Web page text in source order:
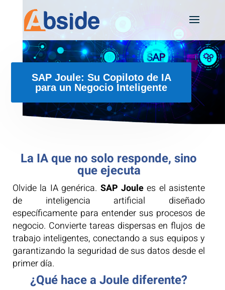
SAP Joule: Su Copiloto de IA
para un Negocio Inteligente
La IA que no solo responde, sino
que ejecuta
Olvide la IA genérica. SAP Joulees el asistente
de inteligencia artificial diseñado
específicamente para entender sus procesos de
negocio. Convierte tareas dispersas en flujos de
trabajo inteligentes, conectando a sus equipos y
garantizando la seguridad de sus datos desde el
primer día.
¿Qué hace a Joule diferente?